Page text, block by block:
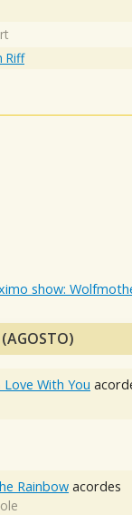
Riff
show:
(AGOSTO)
With You
Rainbow acordes